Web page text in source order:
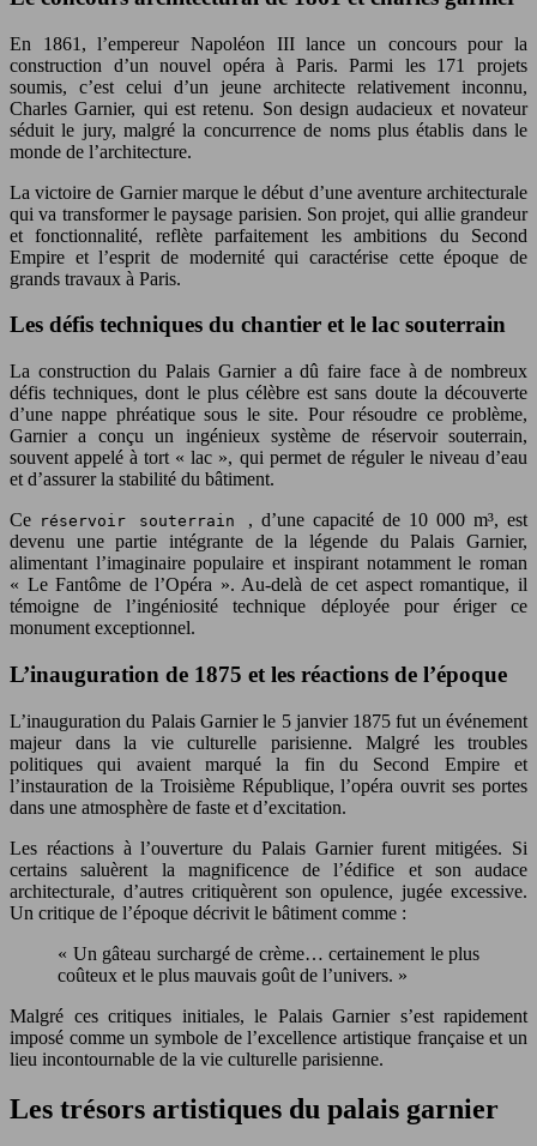
En 1861, l’empereur Napoléon III lance un concours pour la
construction d’un nouvel opéra à Paris. Parmi les 171 projets
soumis, c’est celui d’un jeune architecte relativement inconnu,
Charles Garnier, qui est retenu. Son design audacieux et novateur
séduit le jury, malgré la concurrence de noms plus établis dans le
monde de l’architecture.
La victoire de Garnier marque le début d’une aventure architecturale
qui va transformer le paysage parisien. Son projet, qui allie grandeur
et fonctionnalité, reflète parfaitement les ambitions du Second
Empire et l’esprit de modernité qui caractérise cette époque de
grands travaux à Paris.
Les défis techniques du chantier et le lac souterrain
La construction du Palais Garnier a dû faire face à de nombreux
défis techniques, dont le plus célèbre est sans doute la découverte
d’une nappe phréatique sous le site. Pour résoudre ce problème,
Garnier a conçu un ingénieux système de réservoir souterrain,
souvent appelé à tort « lac », qui permet de réguler le niveau d’eau
et d’assurer la stabilité du bâtiment.
Ce réservoir souterrain , d’une capacité de 10 000 m³, est
devenu une partie intégrante de la légende du Palais Garnier,
alimentant l’imaginaire populaire et inspirant notamment le roman
« Le Fantôme de l’Opéra ». Au-delà de cet aspect romantique, il
témoigne de l’ingéniosité technique déployée pour ériger ce
monument exceptionnel.
L’inauguration de 1875 et les réactions de l’époque
L’inauguration du Palais Garnier le 5 janvier 1875 fut un événement
majeur dans la vie culturelle parisienne. Malgré les troubles
politiques qui avaient marqué la fin du Second Empire et
l’instauration de la Troisième République, l’opéra ouvrit ses portes
dans une atmosphère de faste et d’excitation.
Les réactions à l’ouverture du Palais Garnier furent mitigées. Si
certains saluèrent la magnificence de l’édifice et son audace
architecturale, d’autres critiquèrent son opulence, jugée excessive.
Un critique de l’époque décrivit le bâtiment comme :
« Un gâteau surchargé de crème… certainement le plus
coûteux et le plus mauvais goût de l’univers. »
Malgré ces critiques initiales, le Palais Garnier s’est rapidement
imposé comme un symbole de l’excellence artistique française et un
lieu incontournable de la vie culturelle parisienne.
Les trésors artistiques du palais garnier